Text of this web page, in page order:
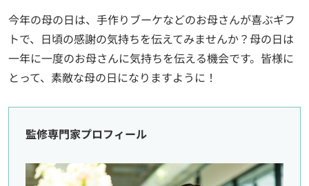
今年の母の日は、手作りブーケなどのお母さんが喜ぶギフ
トで、日頃の感謝の気持ちを伝えてみませんか？母の日は
一年に一度のお母さんに気持ちを伝える機会です。皆様に
とって、素敵な母の日になりますように！
監修専門家プロフィール